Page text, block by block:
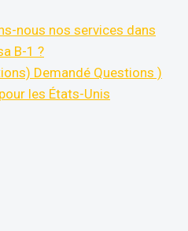
nous nos services dans
B-1 ?
Demandé Questions )
les États-Unis